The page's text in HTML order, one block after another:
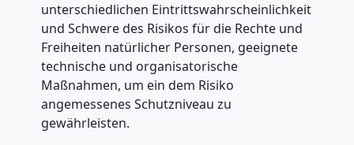
unterschiedlichen Eintrittswahrscheinlichkeit
und Schwere des Risikos für die Rechte und
Freiheiten natürlicher Personen, geeignete
technische und organisatorische
Maßnahmen, um ein dem Risiko
angemessenes Schutzniveau zu
gewährleisten.
Steyr
Übersiedlung
Steyr